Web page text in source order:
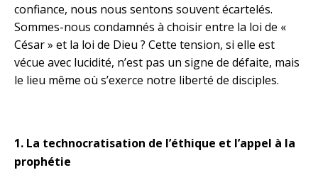
confiance, nous nous sentons souvent écartelés.
Sommes-nous condamnés à choisir entre la loi de «
César » et la loi de Dieu ? Cette tension, si elle est
vécue avec lucidité, n’est pas un signe de défaite, mais
le lieu même où s’exerce notre liberté de disciples.
1. La technocratisation de l’éthique et l’appel à la
prophétie